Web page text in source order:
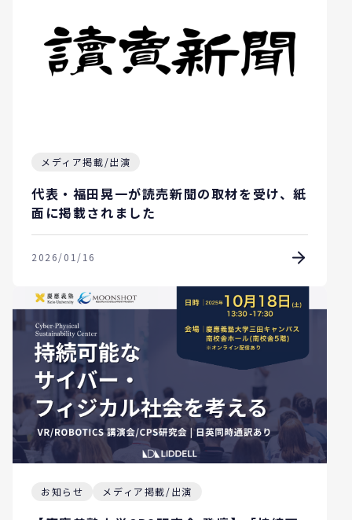
メディア掲載/出演
代表・福田晃一が読売新聞の取材を受け、紙
面に掲載されました
2026/01/16
お知らせ メディア掲載/出演